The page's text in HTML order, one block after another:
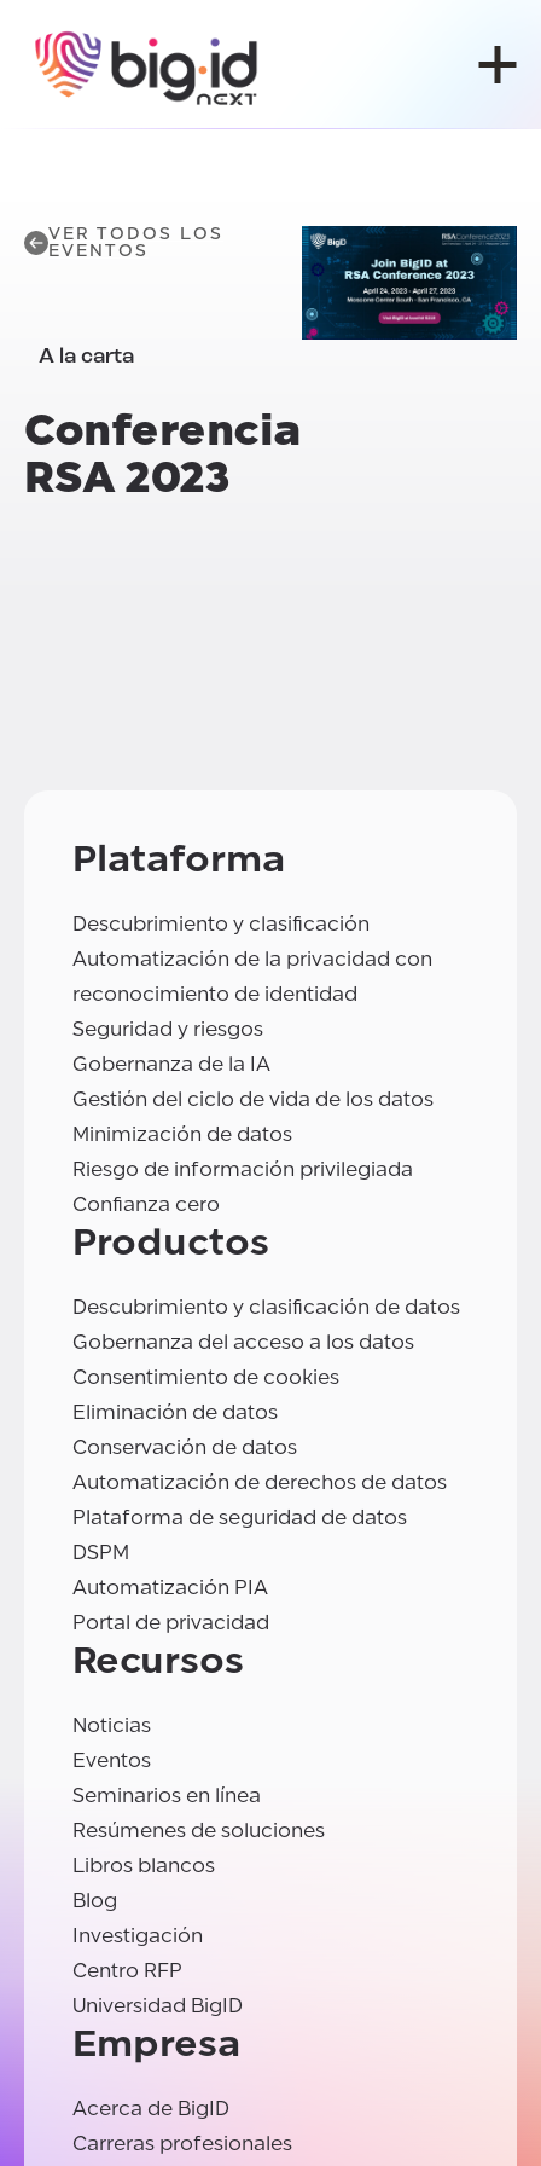
VER TODOS LOS
EVENTOS
A la carta
Conferencia
RSA 2023
Plataforma
Descubrimiento y clasificación
Automatización de la privacidad con
reconocimiento de identidad
Seguridad y riesgos
Gobernanza de la IA
Gestión del ciclo de vida de los datos
Minimización de datos
Riesgo de información privilegiada
Confianza cero
Productos
Descubrimiento y clasificación de datos
Gobernanza del acceso a los datos
Consentimiento de cookies
Eliminación de datos
Conservación de datos
Automatización de derechos de datos
Plataforma de seguridad de datos
DSPM
Automatización PIA
Portal de privacidad
Recursos
Noticias
Eventos
Seminarios en línea
Resúmenes de soluciones
Libros blancos
Blog
Investigación
Centro RFP
Universidad BigID
Empresa
Acerca de BigID
Carreras profesionales